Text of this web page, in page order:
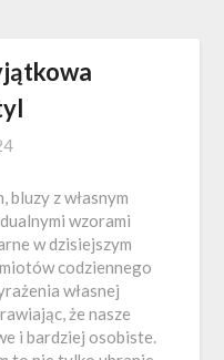
bluzy z własnym
wzorami
w dzisiejszym
codziennego
własnej
że nasze
i bardziej osobiste.